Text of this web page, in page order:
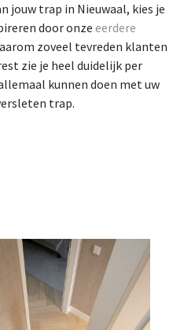
jouw trap in Nieuwaal, kies je
door onzeeerdere
zoveel tevreden klanten
zie je heel duidelijk per
kunnen doen met uw
trap.
dan een afspraak bij onze
thuis om persoonlijk advies
jouw trap in Nieuwaal, kies je
door onze